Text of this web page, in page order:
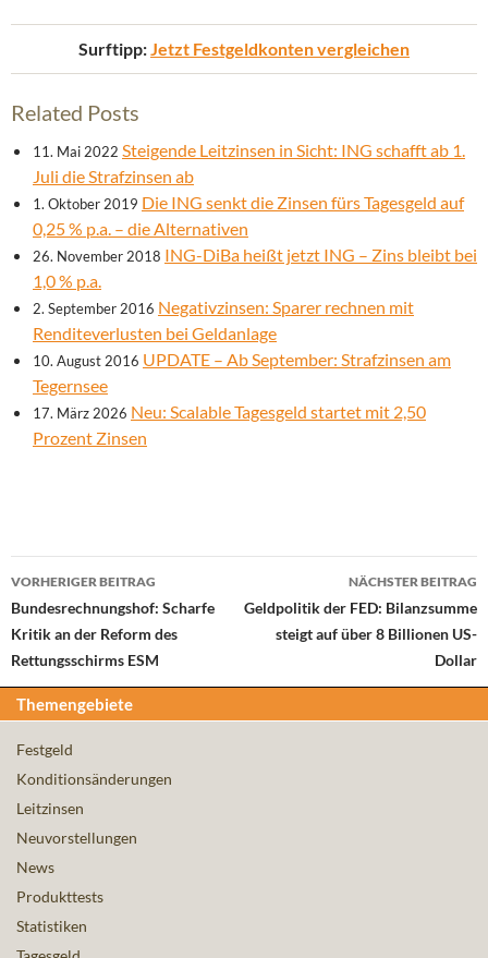
Surftipp:Jetzt Festgeldkonten vergleichen
Related Posts
11. Mai 2022 Steigende Leitzinsen in Sicht: ING schafft ab 1.
Juli die Strafzinsen ab
1. Oktober 2019 Die ING senkt die Zinsen fürs Tagesgeld auf
0,25 % p.a. – die Alternativen
26. November 2018 ING-DiBa heißt jetzt ING – Zins bleibt bei
1,0 % p.a.
2. September 2016 Negativzinsen: Sparer rechnen mit
Renditeverlusten bei Geldanlage
10. August 2016 UPDATE – Ab September: Strafzinsen am
Tegernsee
17. März 2026 Neu: Scalable Tagesgeld startet mit 2,50
Prozent Zinsen
Beitrags-
Navigation
VORHERIGER BEITRAG
Bundesrechnungshof: Scharfe
Kritik an der Reform des
Rettungsschirms ESM
NÄCHSTER BEITRAG
Geldpolitik der FED: Bilanzsumme
steigt auf über 8 Billionen US-
Dollar
Themengebiete
Festgeld
Konditionsänderungen
Leitzinsen
Neuvorstellungen
News
Produkttests
Statistiken